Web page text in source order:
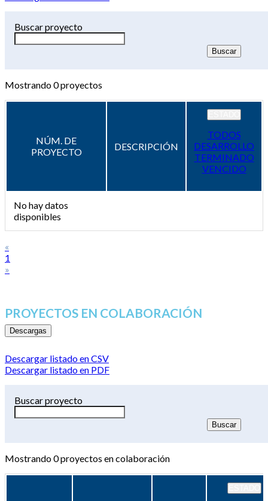
Buscar proyecto
Mostrando0proyectos
NÚM. DE
PROYECTO
DESCRIPCIÓN
TODOS
DESARROLLO
TERMINADO
VENCIDO
No hay datos
disponibles
«
1
»
PROYECTOS EN COLABORACIÓN
Descargas
Descargar listado en CSV
Descargar listado en PDF
Buscar proyecto
Mostrando0proyectos en colaboración